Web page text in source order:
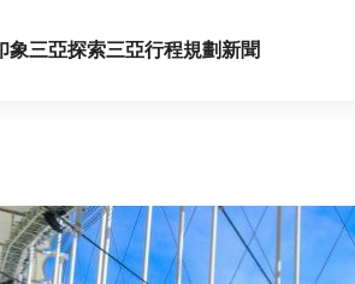
象三亞探索三亞行程規劃新聞